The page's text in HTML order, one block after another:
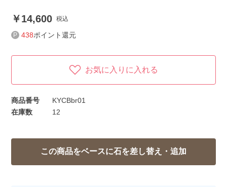
14,600 税込
438ポイント還元
お気に入りに入れる
商品番号
KYCBbr01
在庫数
12